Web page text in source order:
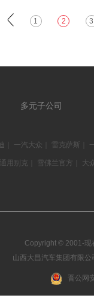
1 2 3
多元子公司
一汽大众 雷克萨斯
通用别克 雪佛兰官方 大
Copyright © 2001-现
山西大昌汽车集团有限
晋公网